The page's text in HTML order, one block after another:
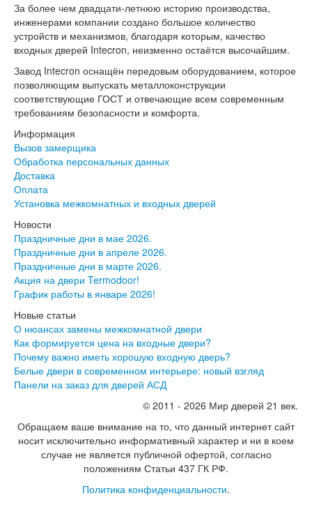
За более чем двадцати-летнюю историю производства,
инженерами компании создано большое количество
устройств и механизмов, благодаря которым, качество
входных дверей Intecron, неизменно остаётся высочайшим.
Завод Intecron оснащён передовым оборудованием, которое
позволяющим выпускать металлоконструкции
соответствующие ГОСТ и отвечающие всем современным
требованиям безопасности и комфорта.
Информация
Вызов замерщика
Обработка персональных данных
Доставка
Оплата
Установка межкомнатных и входных дверей
Новости
Праздничные дни в мае 2026.
Праздничные дни в апреле 2026.
Праздничные дни в марте 2026.
Акция на двери Termodoor!
График работы в январе 2026!
Новые статьи
О нюансах замены межкомнатной двери
Как формируется цена на входные двери?
Почему важно иметь хорошую входную дверь?
Белые двери в современном интерьере: новый взгляд
Панели на заказ для дверей АСД
© 2011 - 2026 Мир дверей 21 век.
Обращаем ваше внимание на то, что данный интернет сайт
носит исключительно информативный характер и ни в коем
случае не является публичной офертой, согласно
положениям Статьи 437 ГК РФ.
Политика конфиденциальности.